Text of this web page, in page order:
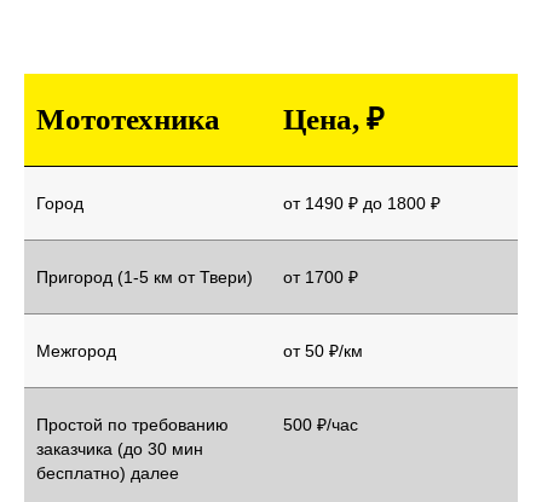
Мототехника Цена, ₽
Город от 1490 ₽ до 1800 ₽
Пригород (1-5 км от Твери) от 1700 ₽
Межгород от 50 ₽/км
Простой по требованию
заказчика (до 30 мин
бесплатно) далее
500 ₽/час